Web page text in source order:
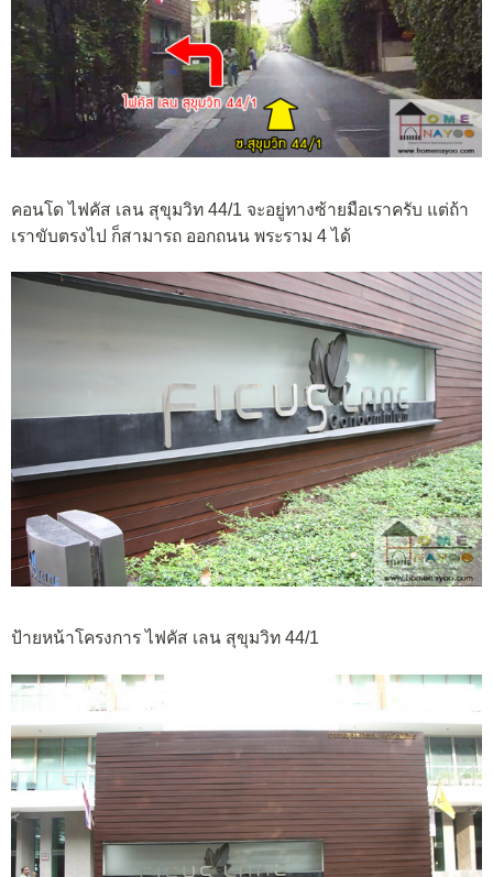
คอนโด ไฟคัส เลน สุขุมวิท 44/1 จะอยู่ทางซ้ายมือเราครับ แต่ถ้า
เราขับตรงไป ก็สามารถ ออกถนน พระราม 4 ได้
ป้ายหน้าโครงการ ไฟคัส เลน สุขุมวิท 44/1